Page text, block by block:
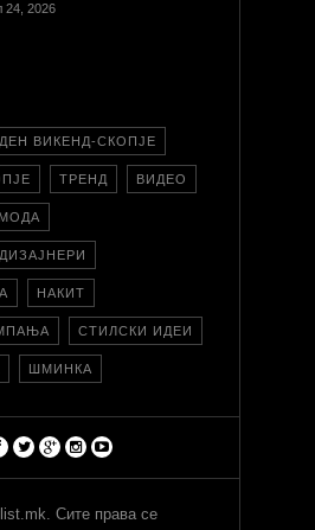
24, 2026
ВИКЕНД-СКОПЈЕ
ТРЕНД ВИДЕО
НАКИТ
СТИЛСКИ ИДЕИ
ШМИНКА
Сите права се